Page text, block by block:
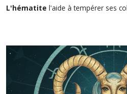
L'hématite l'aide à tempérer ses